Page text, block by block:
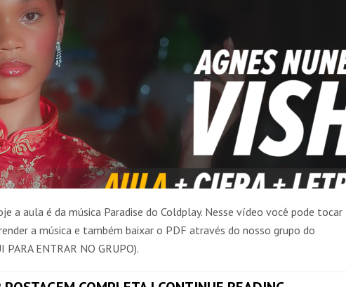
a aula é da música Paradise do Coldplay. Nesse vídeo você pode tocar
a música e também baixar o PDF através do nosso grupo do
PARA ENTRAR NO GRUPO).